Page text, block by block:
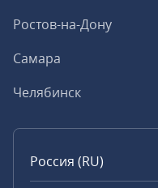
Ростов-на-Дону
Самара
Челябинск
Россия (RU)